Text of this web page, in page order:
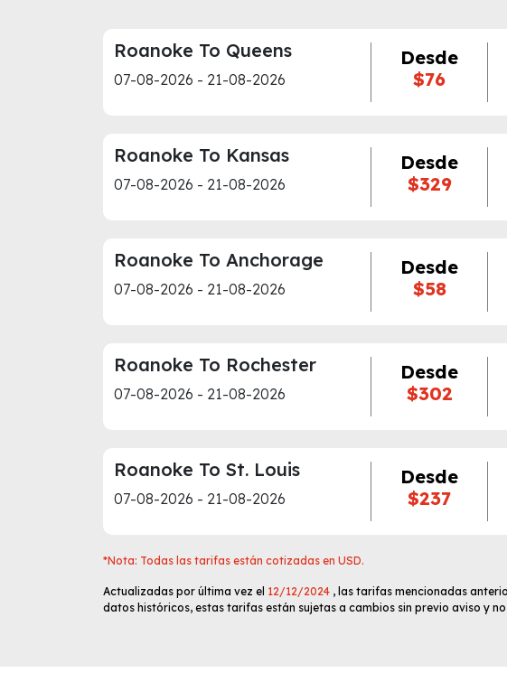
Roanoke To Queens
07-08-2026 - 21-08-2026
Desde
$76
Roanoke To Kansas
07-08-2026 - 21-08-2026
Desde
$329
Roanoke To Anchorage
07-08-2026 - 21-08-2026
Desde
$58
Roanoke To Rochester
07-08-2026 - 21-08-2026
Desde
$302
Roanoke To St. Louis
07-08-2026 - 21-08-2026
Desde
$237
*Nota: Todas las tarifas están cotizadas en USD.
Actualizadas por última vez el 12/12/2024 , las tarifas mencionadas
datos históricos, estas tarifas están sujetas a cambios sin previo aviso y